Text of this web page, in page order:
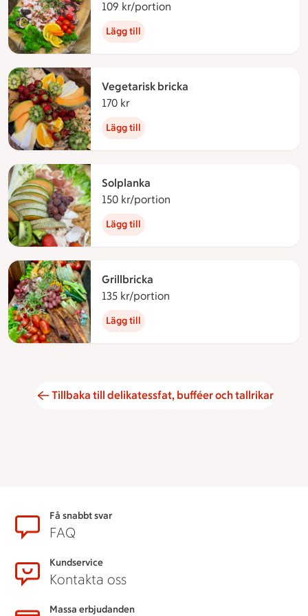
109 kr/portion
Lägg till
Vegetarisk bricka
170 kr
Lägg till
Solplanka
150 kr/portion
Lägg till
Grillbricka
135 kr/portion
Lägg till
Tillbaka till delikatessfat, bufféer och tallrikar
SidfotFå snabbt svar
FAQ
Kundservice
Kontakta oss
Massa erbjudanden